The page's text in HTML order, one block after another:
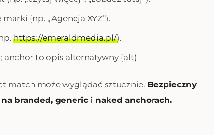
(np. „Agencja XYZ”).
https://emeraldmedia.pl/).
anchor to opis alternatywny (alt).
match może wyglądać sztucznie. Bezpieczny
branded, generic i naked anchorach.